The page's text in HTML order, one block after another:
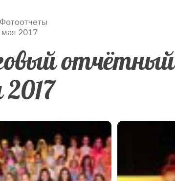
Фотоотчеты
2017
отчётный